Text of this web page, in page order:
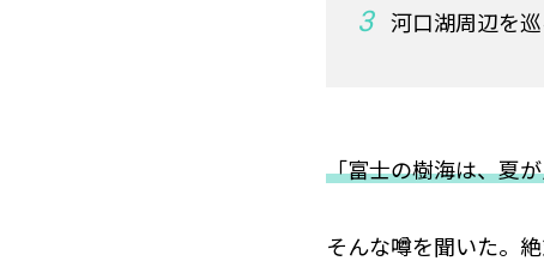
河口湖周辺を
「富士の樹海は、夏
そんな噂を聞いた。